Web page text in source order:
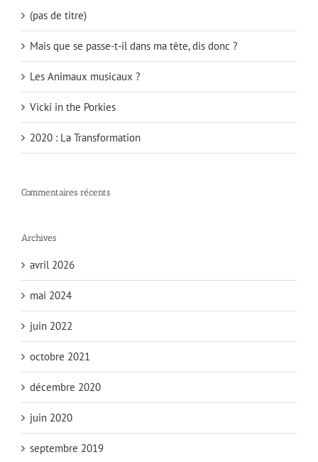
(pas de titre)
Mais que se passe-t-il dans ma tête, dis donc ?
Les Animaux musicaux ?
Vicki in the Porkies
2020 : La Transformation
Commentaires récents
Archives
avril 2026
mai 2024
juin 2022
octobre 2021
décembre 2020
juin 2020
septembre 2019